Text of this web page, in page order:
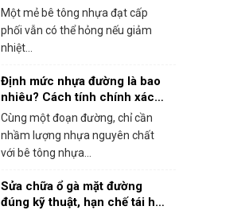
định và cách kiểm soát thực
tế
Một mẻ bê tông nhựa đạt cấp
phối vẫn có thể hỏng nếu giảm
nhiệt...
Định mức nhựa đường là bao
nhiêu? Cách tính chính xác
cho bê tông nhựa nóng
Cùng một đoạn đường, chỉ cần
nhầm lượng nhựa nguyên chất
với bê tông nhựa...
Sửa chữa ổ gà mặt đường
đúng kỹ thuật, hạn chế tái hư